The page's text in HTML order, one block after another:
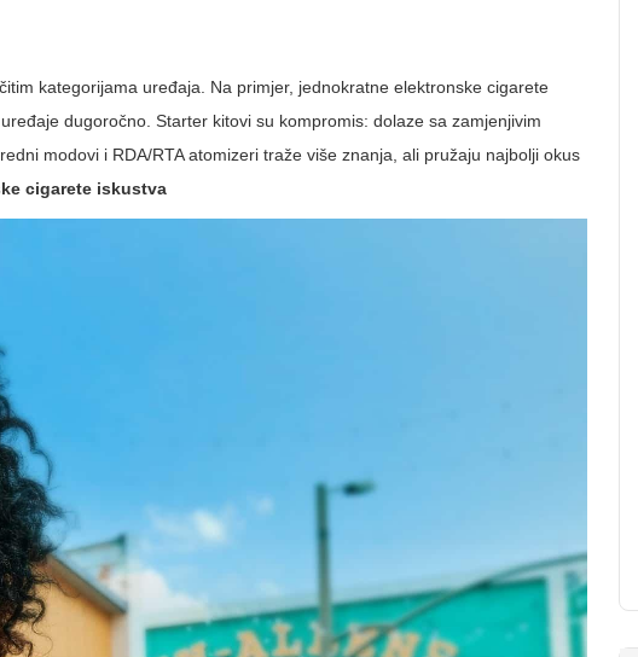
kategorijama uređaja. Na primjer, jednokratne elektronske cigarete
dugoročno. Starter kitovi su kompromis: dolaze sa zamjenjivim
modovi i RDA/RTA atomizeri traže više znanja, ali pružaju najbolji okus
cigarete iskustva